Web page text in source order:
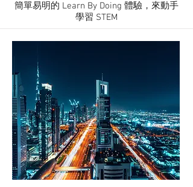
簡單易明的 Learn By Doing 體驗，來動手
學習 STEM